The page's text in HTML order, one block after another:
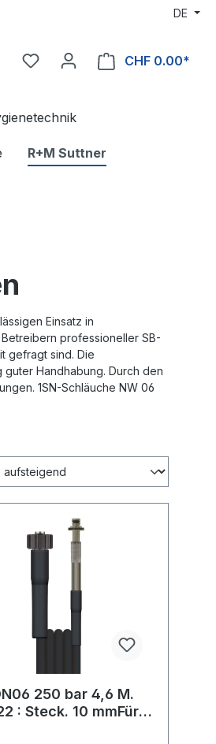
DE
CHF 0.00*
R+M Suttner
Einsatz in
professioneller SB-
gefragt sind. Die
Handhabung. Durch den
1SN-Schläuche NW 06
250 bar 4,6 M.
: Steck. 10 mmFür